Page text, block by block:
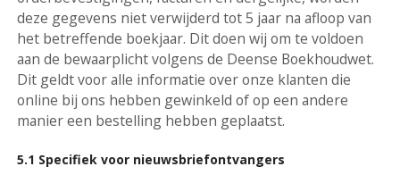
deze gegevens niet verwijderd tot 5 jaar na afloop van
het betreffende boekjaar. Dit doen wij om te voldoen
aan de bewaarplicht volgens de Deense Boekhoudwet.
Dit geldt voor alle informatie over onze klanten die
online bij ons hebben gewinkeld of op een andere
manier een bestelling hebben geplaatst.
5.1 Specifiek voor nieuwsbriefontvangers